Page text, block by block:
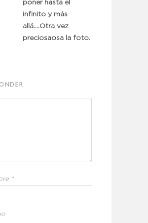
poner hasta el
infinito y más
allá….Otra vez
preciosaosa la foto.
*